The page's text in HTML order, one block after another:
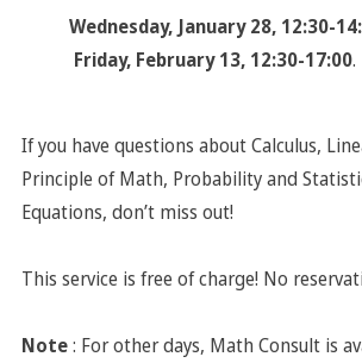
Wednesday, January 28, 12:30-
Friday, February 13, 12:30-17:00.
If you have questions about Calculus,
Principle of Math, Probability and
Equations, don’t miss out!
This service is free of charge! No
Note: For other days, Math Consult is